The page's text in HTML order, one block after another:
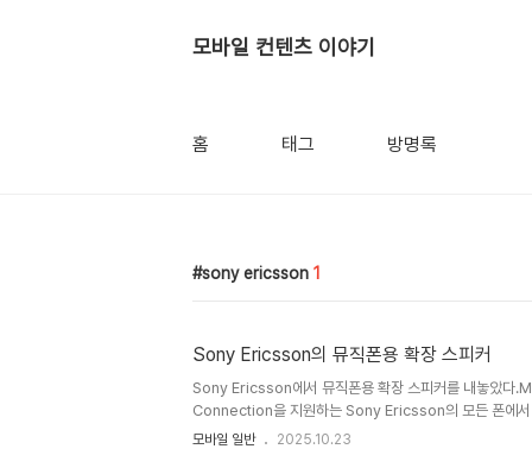
모바일 컨텐츠 이야기
홈 태그 방명록
sony ericsson 1
Sony Ericsson의 뮤직폰용 확장 스피커
Sony Ericsson에서 뮤직폰용 확장 스피커를 내놓았다
Connection을 지원하는 Sony Ericsson의 모든 폰에서
는 적용 모델은 지난 주에 발표한 W660i 라는 모델이다.
모바일 일반 2025.10.23